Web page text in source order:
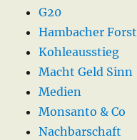
G20
Hambacher Forst
Kohleausstieg
Macht Geld Sinn
Medien
Monsanto & Co
Nachbarschaft